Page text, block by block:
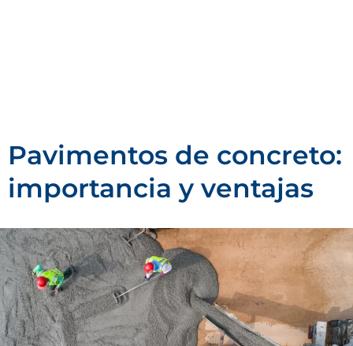
Pavimentos de concreto:
importancia y ventajas